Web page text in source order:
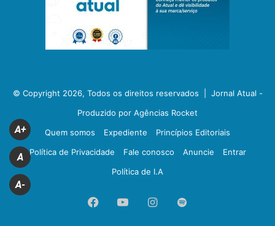
© Copyright 2026, Todos os direitos reservados | Jornal Atual -
Produzido por Agências Rocket
Quem somos
Expediente
Princípios Editoriais
Política de Privacidade
Fale conosco Anuncie
Entrar
Política de I.A
FacebookYouTubeInstagram
Spotify
A+
A
A-